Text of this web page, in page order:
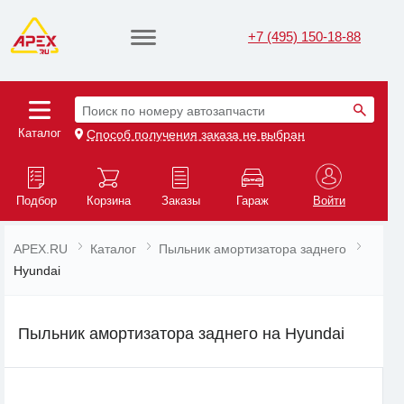
+7 (495) 150-18-88
Каталог
Поиск по номеру автозапчасти
Способ получения заказа не выбран
Подбор Корзина Заказы Гараж Войти
APEX.RU Каталог
Пыльник амортизатора заднего
Hyundai
Пыльник амортизатора заднего на Hyundai